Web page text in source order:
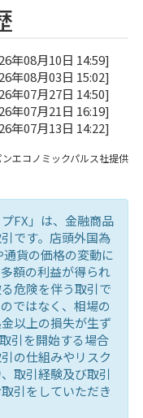
年08月10日 14:59]
年08月03日 15:02]
年07月27日 14:50]
年07月21日 16:19]
年07月13日 14:22]
ンエコノミックパルス社提供
FX」は、金融商品
です。店頭外国為
貨の価格の変動に
額の利益が得られ
危険を伴う取引で
ではなく、相場の
以上の損失が生ず
引を開始する場合
の仕組みやリスク
取引経験及び取引
引をしていただき